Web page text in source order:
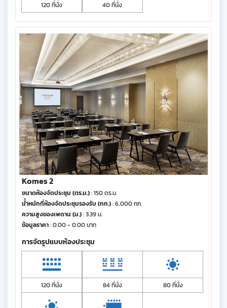
120 ที่นั่ง 40 ที่นั่ง
Komes 2
ขนาดห้องจัดประชุม (ตร.ม.): 150 ตร.ม.
น้ำหนักที่ห้องจัดประชุมรองรับ (กก.): 6,000 กก.
ความสูงของเพดาน (ม.): 3.39 ม.
ข้อมูลราคา: 0.00 - 0.00 บาท
การจัดรูปแบบห้องประชุม
120 ที่นั่ง 84 ที่นั่ง 80 ที่นั่ง